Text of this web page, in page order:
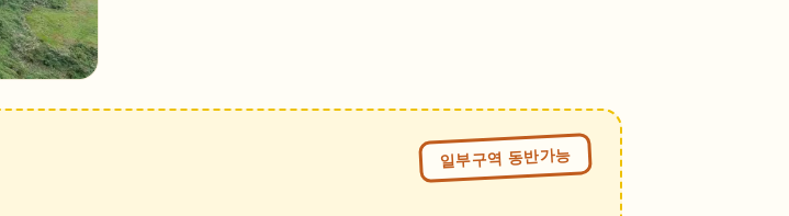
일부구역 동반가능